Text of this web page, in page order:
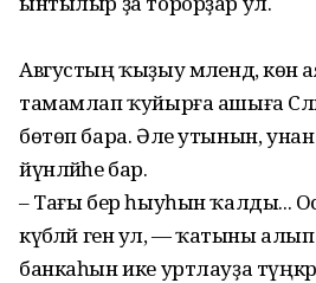
Августың ҡыҙыу мәлендә, көн
тамамлап ҡуйырға ашыға
бөтөп бара. Әле утынын, унан
йүнләйһе бар.
– Тағы бер һыуһын ҡалды...
күбәләй генә ул, — ҡатыны
банкаһын ике уртлауҙа